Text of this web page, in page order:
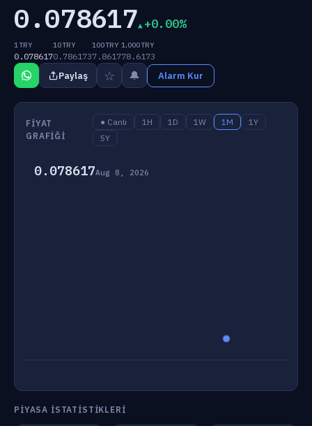
0.078617 +0.00%
1 TRY
0.078617
10 TRY
0.786173
100 TRY
7.8617
1,000 TRY
78.6173
Paylaş ☆ 🔔 Alarm Kur
FIYAT
GRAFIĞI
● Canlı 1H 1D 1W 1M
1Y
5Y
0.078617Aug 8, 2026
PIYASA İSTATISTIKLERI